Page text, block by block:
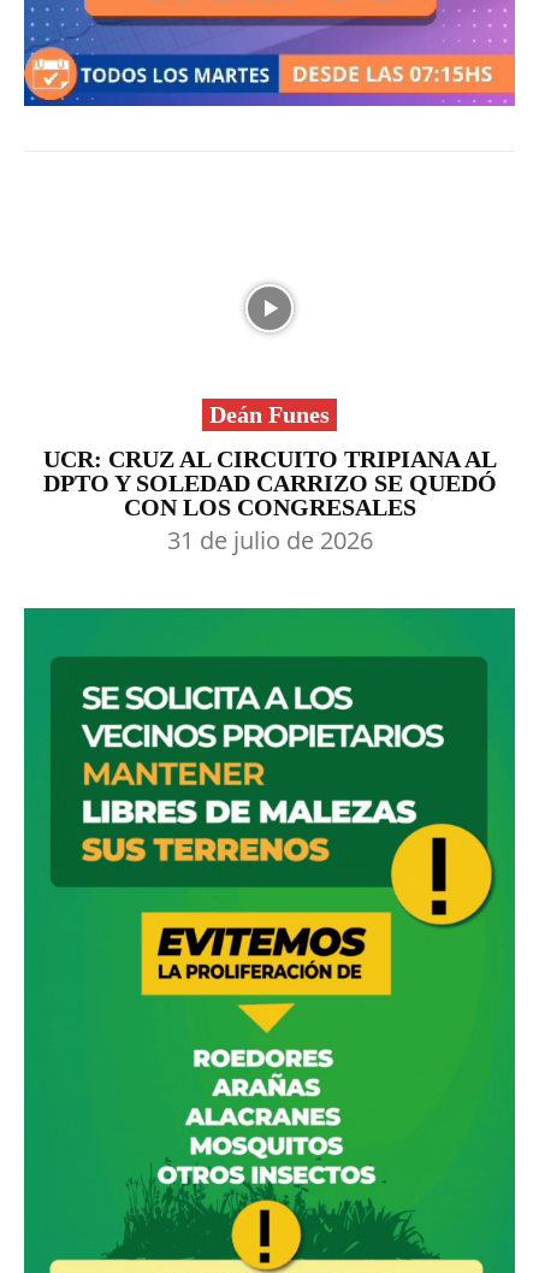
Deán Funes
UCR: CRUZ AL CIRCUITO TRIPIANA AL
DPTO Y SOLEDAD CARRIZO SE QUEDÓ
CON LOS CONGRESALES
31 de julio de 2026